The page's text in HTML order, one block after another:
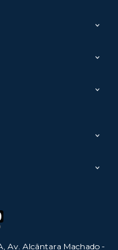
Av. Alcântara Machado -